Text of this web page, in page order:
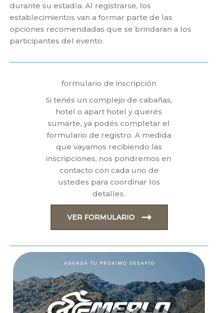
durante su estadía. Al registrarse, los
establecimientos van a formar parte de las
opciones recomendadas que se brindaran a los
participantes del evento.
formulario de inscripción
Si tenés un complejo de cabañas,
hotel o apart hotel y querés
sumarte, ya podés completar el
formulario de registro. A medida
que vayamos recibiendo las
inscripciones, nos pondremos en
contacto con cada uno de
ustedes para coordinar los
detalles.
VER FORMULARIO